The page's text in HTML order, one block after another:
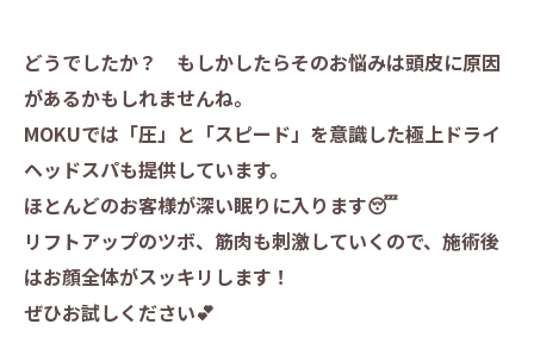
どうでしたか？ もしかしたらそのお悩みは頭皮に原因
があるかもしれませんね。
MOKUでは「圧」と「スピード」を意識した極上ドライ
ヘッドスパも提供しています。
ほとんどのお客様が深い眠りに入ります😴
リフトアップのツボ、筋肉も刺激していくので、施術後
はお顔全体がスッキリします！
ぜひお試しください💕